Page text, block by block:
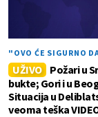
"OVO ĆE SIGURNO
UŽIVO
Požari u
bukte; Gori i u
Situacija u
veoma teška